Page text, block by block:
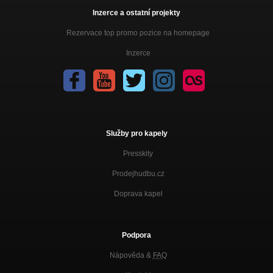
Inzerce a ostatní projekty
Rezervace top promo pozice na homepage
Inzerce
Služby pro kapely
Presskity
Prodejhudbu.cz
Doprava kapel
Podpora
Nápověda & FAQ